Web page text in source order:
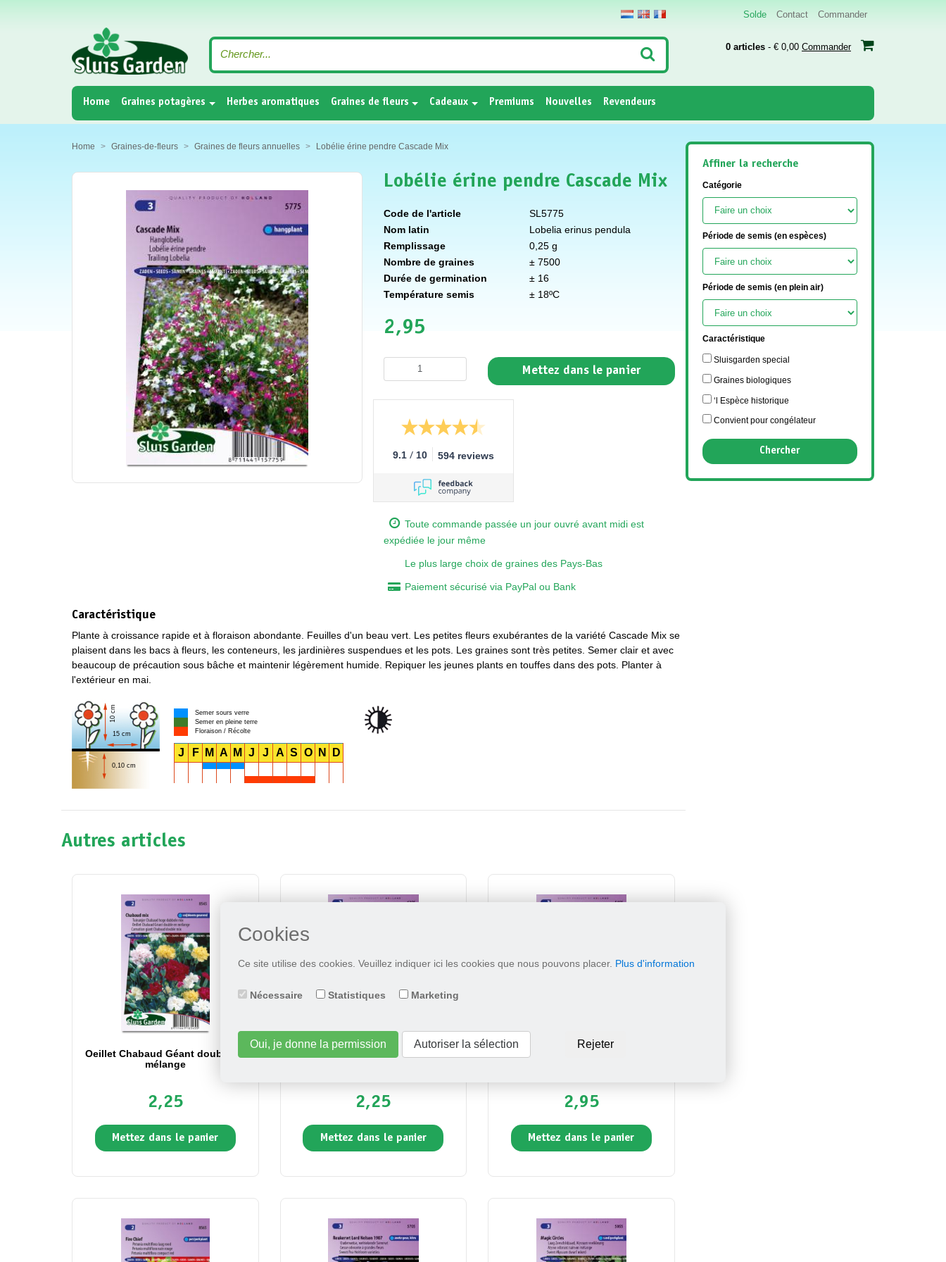
Cookies
Ce site utilise des cookies. Veuillez indiquer ici les cookies que nous pouvons placer. Plus d'information
Nécessaire Statistiques Marketing
Oui, je donne la permission Autoriser la sélection Rejeter
Solde Contact Commander
0 articles - € 0,00 Commander
Home(current)
Graines potagères Herbes aromatiques Graines de fleurs Cadeaux Premiums Nouvelles Revendeurs
Home Graines-de-fleurs Graines de fleurs annuelles Lobélie érine pendre Cascade Mix
Lobélie érine pendre Cascade Mix
Code de l'article
SL5775
Nom latin
Lobelia erinus pendula
Remplissage
0,25 g
Nombre de graines
± 7500
Durée de germination
± 16
Température semis
± 18ºC
2,95
Mettez dans le panier
9.1 / 10 594 reviews
Toute commande passée un jour ouvré avant midi est
expédiée le jour même
Le plus large choix de graines des Pays-Bas
Paiement sécurisé via PayPal ou Bank
Caractéristique
Plante à croissance rapide et à floraison abondante. Feuilles d'un beau vert. Les petites fleurs exubérantes de la variété Cascade Mix se
plaisent dans les bacs à fleurs, les conteneurs, les jardinières suspendues et les pots. Les graines sont très petites. Semer clair et avec
beaucoup de précaution sous bâche et maintenir légèrement humide. Repiquer les jeunes plants en touffes dans des pots. Planter à
l'extérieur en mai.
0,10 cm
10 cm
15 cm
Semer sours verre
Semer en pleine terre
Floraison / Récolte
J F M A M J J A S O N D
Autres articles
Oeillet Chabaud Géant double en
mélange
2,25
Mettez dans le panier
Verveine des Jardins compacta
2,25
Mettez dans le panier
Eschscholzia de Californie à fleurs
2,95
Mettez dans le panier
Affiner la recherche
Catégorie
Période de semis (en espèces)
Période de semis (en plein air)
Caractéristique
Sluisgarden special
Graines biologiques
‘l Espèce historique
Convient pour congélateur